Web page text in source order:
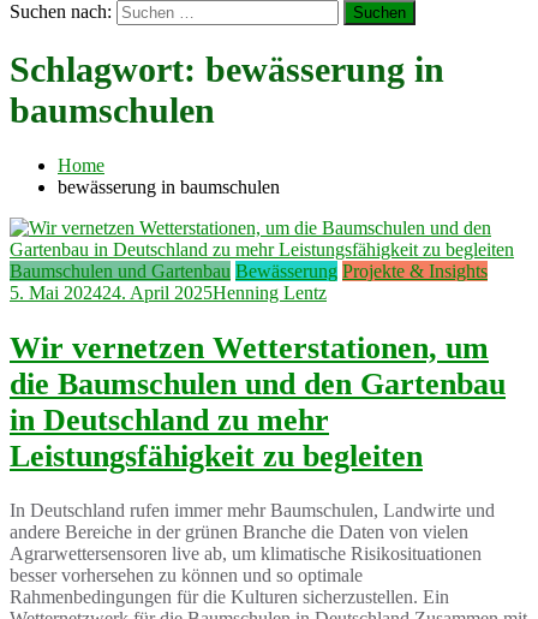
Suchen nach:
Schlagwort: bewässerung in
baumschulen
Home
bewässerung in baumschulen
Baumschulen und Gartenbau Bewässerung Projekte & Insights
5. Mai 202424. April 2025Henning Lentz
Wir vernetzen Wetterstationen, um
die Baumschulen und den Gartenbau
in Deutschland zu mehr
Leistungsfähigkeit zu begleiten
In Deutschland rufen immer mehr Baumschulen, Landwirte und
andere Bereiche in der grünen Branche die Daten von vielen
Agrarwettersensoren live ab, um klimatische Risikosituationen
besser vorhersehen zu können und so optimale
Rahmenbedingungen für die Kulturen sicherzustellen. Ein